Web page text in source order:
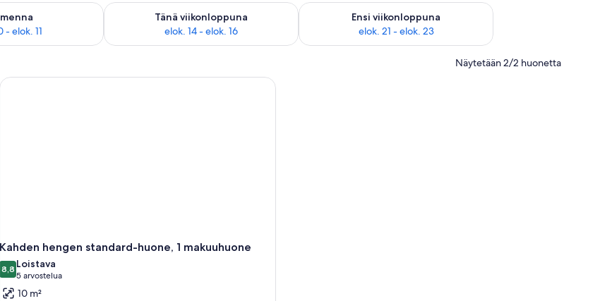
- elok. 11
elok. 10 - elok. 11
Tänä viikonloppuna
elok. 14 - elok. 16
Tarkista tämän viikonlopun saatavuus elok. 14 - elok. 16
Ensi viikonloppuna
elok. 21 - elok. 23
Tarkista ensi viikonlopun saatavuus elok. 21 - elok. 23
Näytetään 2/2 huonetta
ikkuna, josta avautuu näkymä merelle ja veneisiin, sekä taulu, jossa on kuvattuna auringonlasku.
Kahden hengen standard-huone, 1 makuuhuone
8,88,8 kautta 10
Loistava
5 arvostelua
(5
arvostelua)
10 m²